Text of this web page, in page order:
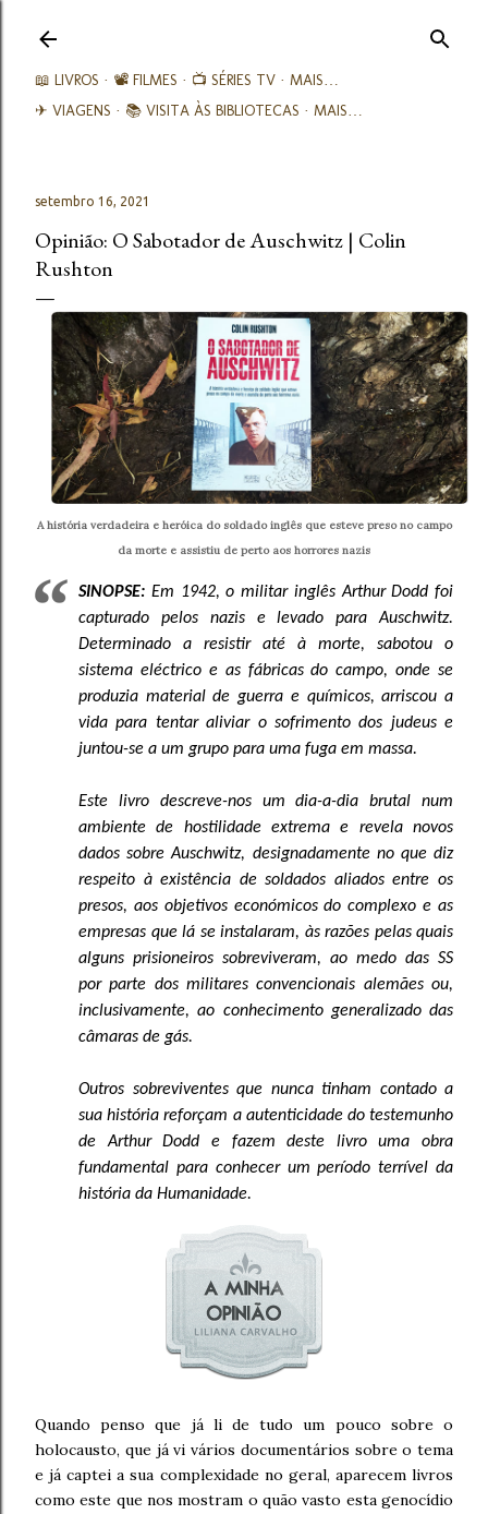
📖 LIVROS 📽️ FILMES 📺 SÉRIES TV
MAIS…
✈ VIAGENS
📚︎ VISITA ÀS BIBLIOTECAS MAIS…
setembro 16, 2021
Opinião: O Sabotador de Auschwitz | Colin
Rushton
A história verdadeira e heróica do soldado inglês que esteve preso no campo
da morte e assistiu de perto aos horrores nazis
SINOPSE: Em 1942, o militar inglês Arthur Dodd foi
capturado pelos nazis e levado para Auschwitz.
Determinado a resistir até à morte, sabotou o
sistema eléctrico e as fábricas do campo, onde se
produzia material de guerra e químicos, arriscou a
vida para tentar aliviar o sofrimento dos judeus e
juntou-se a um grupo para uma fuga em massa.
Este livro descreve-nos um dia-a-dia brutal num
ambiente de hostilidade extrema e revela novos
dados sobre Auschwitz, designadamente no que diz
respeito à existência de soldados aliados entre os
presos, aos objetivos económicos do complexo e as
empresas que lá se instalaram, às razões pelas quais
alguns prisioneiros sobreviveram, ao medo das SS
por parte dos militares convencionais alemães ou,
inclusivamente, ao conhecimento generalizado das
câmaras de gás.
Outros sobreviventes que nunca tinham contado a
sua história reforçam a autenticidade do testemunho
de Arthur Dodd e fazem deste livro uma obra
fundamental para conhecer um período terrível da
história da Humanidade.
Quando penso que já li de tudo um pouco sobre o
holocausto, que já vi vários documentários sobre o tema
e já captei a sua complexidade no geral, aparecem livros
como este que nos mostram o quão vasto esta genocídio